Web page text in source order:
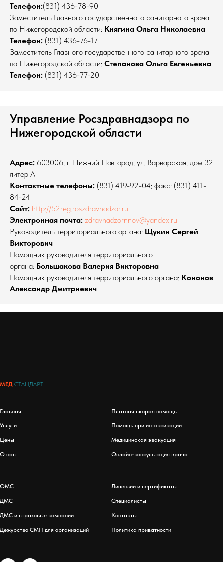
Телефон:(831) 436-78-90
Заместитель Главного государственного санитарного врача
по Нижегородской области: Княгина Ольга Николаевна
Телефон: (831) 436-76-17
Заместитель Главного государственного санитарного врача
по Нижегородской области: Степанова Ольга Евгеньевна
Телефон: (831) 436-77-20
Управление Росздравнадзора по
Нижегородской области
Адрес: 603006, г. Нижний Новгород, ул. Варварская, дом 32
литер А
Контактные телефоны: (831) 419-92-04; факс: (831) 411-
84-24
Сайт: http://52reg.roszdravnadzor.ru
Электронная почта: zdravnadzornnov@yandex.ru
Руководитель территориального органа: Щукин Сергей
Викторович
Помощник руководителя территориального
органа: Большакова Валерия Викторовна
Помощник руководителя территориального органа: Кононов
Александр Дмитриевич
МЕД СТАНДАРТ
Главная
Услуги
Цены
О нас
Платная скорая помощь
Помощь при интоксикации
Медицинская эвакуация
Онлайн-консультация врача
ОМС
ДМС
ДМС и страховые компании
Дежурство СМП для организаций
Лицензии и сертификаты
Специалисты
Контакты
Политика приватности